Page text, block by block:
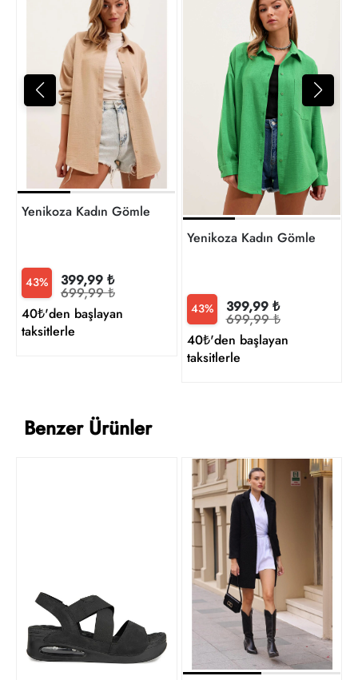
Yenikoza Kadın Gömlek
43% 399,99 ₺
699,99 ₺
40₺'den başlayan
taksitlerle
Yenikoza Kadın Gömlek
43% 399,99 ₺
699,99 ₺
40₺'den başlayan
taksitlerle
Benzer Ürünler